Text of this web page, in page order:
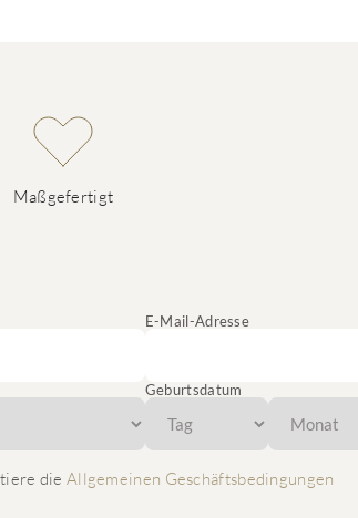
Maßgefertigt
E-Mail-Adresse
Geburtsdatum
die Allgemeinen Geschäftsbedingungen